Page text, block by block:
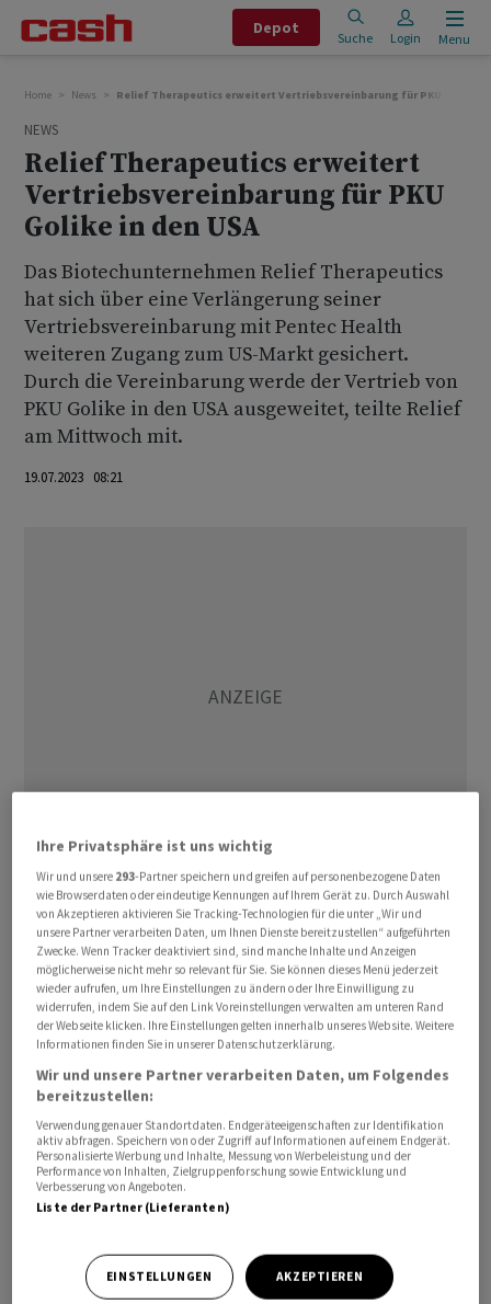
Depot
Suche Login Menu
Home News Relief Therapeutics erweitert Vertriebsvereinbarung für PKU Golike in
NEWS
Relief Therapeutics erweitert
Vertriebsvereinbarung für PKU
Golike in den USA
Das Biotechunternehmen Relief Therapeutics
hat sich über eine Verlängerung seiner
Vertriebsvereinbarung mit Pentec Health
weiteren Zugang zum US-Markt gesichert.
Durch die Vereinbarung werde der Vertrieb von
PKU Golike in den USA ausgeweitet, teilte Relief
am Mittwoch mit.
19.07.2023 08:21
Diese Erweiterung kommt durch die Übernahmen von
Zoia Pharma durch Pentec Health zustande. Damit
erhielten Patienten mit der Stoffwechselerkrankung
Phenylketonurie (PKU), die Produkte von Zoia Pharma
erwerben, nun auch Zugang zu PKU Golike, heisst es in
dem Communiqué.
hr/uh
Ihre Privatsphäre ist uns wichtig
Wir und unsere 293-Partner speichern und greifen auf personenbezogene Daten
wie Browserdaten oder eindeutige Kennungen auf Ihrem Gerät zu. Durch Auswahl
von Akzeptieren aktivieren Sie Tracking-Technologien für die unter „Wir und
unsere Partner verarbeiten Daten, um Ihnen Dienste bereitzustellen“ aufgeführten
Zwecke. Wenn Tracker deaktiviert sind, sind manche Inhalte und Anzeigen
möglicherweise nicht mehr so relevant für Sie. Sie können dieses Menü jederzeit
wieder aufrufen, um Ihre Einstellungen zu ändern oder Ihre Einwilligung zu
widerrufen, indem Sie auf den Link Voreinstellungen verwalten am unteren Rand
der Webseite klicken. Ihre Einstellungen gelten innerhalb unseres Website. Weitere
Informationen finden Sie in unserer Datenschutzerklärung.
Wir und unsere Partner verarbeiten Daten, um Folgendes
bereitzustellen:
Verwendung genauer Standortdaten. Endgeräteeigenschaften zur Identifikation
aktiv abfragen. Speichern von oder Zugriff auf Informationen auf einem Endgerät.
Personalisierte Werbung und Inhalte, Messung von Werbeleistung und der
Performance von Inhalten, Zielgruppenforschung sowie Entwicklung und
Verbesserung von Angeboten.
Liste der Partner (Lieferanten)
EINSTELLUNGEN AKZEPTIEREN